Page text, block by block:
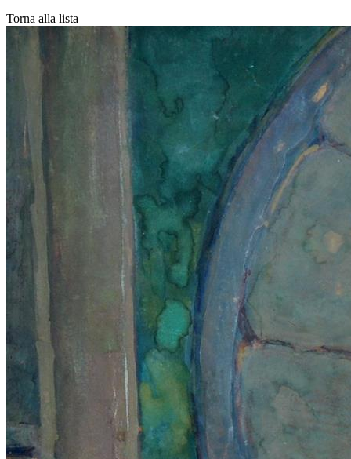
Torna alla lista